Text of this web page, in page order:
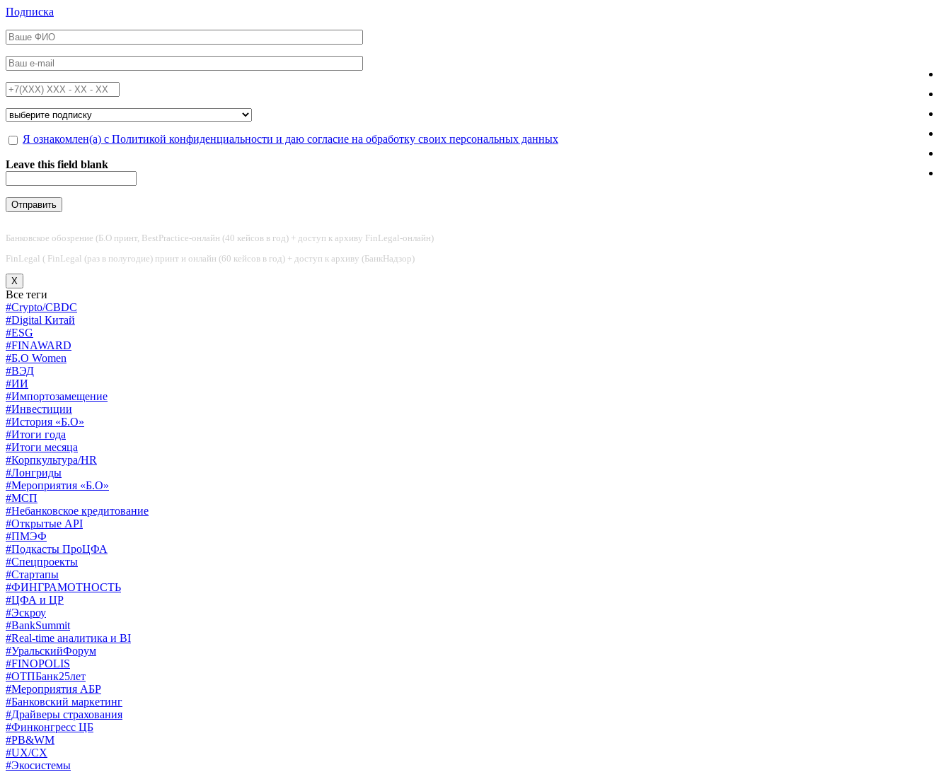
Перейти к основному содержанию
Подписка
ФИО*
Email*
Телефон*
Подписка на*
Обработка персональных данных*
Я ознакомлен(а) с Политикой конфиденциальности и даю согласие на обработку своих персональных данных
Leave this field blank
Банковское обозрение (Б.О принт, BestPractice-онлайн (40 кейсов в год) + доступ к архиву FinLegal-онлайн)
FinLegal ( FinLegal (раз в полугодие) принт и онлайн (60 кейсов в год) + доступ к архиву (БанкНадзор)
X
Все теги
#Crypto/CBDC
#Digital Китай
#ESG
#FINAWARD
#Б.О Women
#ВЭД
#ИИ
#Импортозамещение
#Инвестиции
#История «Б.О»
#Итоги года
#Итоги месяца
#Корпкультура/HR
#Лонгриды
#Мероприятия «Б.О»
#МСП
#Небанковское кредитование
#Открытые API
#ПМЭФ
#Подкасты ПроЦФА
#Спецпроекты
#Стартапы
#ФИНГРАМОТНОСТЬ
#ЦФА и ЦР
#Эскроу
#BankSummit
#Real-time аналитика и BI
#УральскийФорум
#FINOPOLIS
#ОТПБанк25лет
#Мероприятия АБР
#Банковский маркетинг
#Драйверы страхования
#Финконгресс ЦБ
#PB&WM
#UX/CX
#Экосистемы